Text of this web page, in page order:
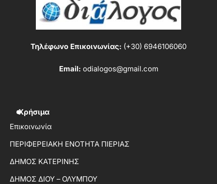
Τηλέφωνο Επικοινωνίας: (+30) 6946106060
Email: odialogos@gmail.com
Χρήσιμα
Επικοινωνία
ΠΕΡΙΦΕΡΕΙΑΚΗ ΕΝΟΤΗΤΑ ΠΙΕΡΙΑΣ
ΔΗΜΟΣ ΚΑΤΕΡΙΝΗΣ
ΔΗΜΟΣ ΔΙΟΥ – ΟΛΥΜΠΟΥ